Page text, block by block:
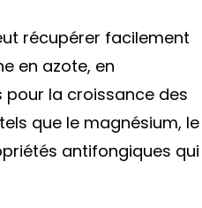
récupérer facilement
en azote, en
la croissance des
que le magnésium, le
antifongiques qui